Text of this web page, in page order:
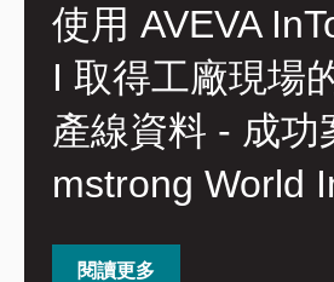
使用 AVEVA
I 取得工廠現場
產線資料 - 成功
mstrong World
閱讀更多